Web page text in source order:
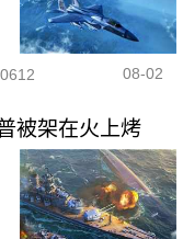
08-02
被架在火上烤